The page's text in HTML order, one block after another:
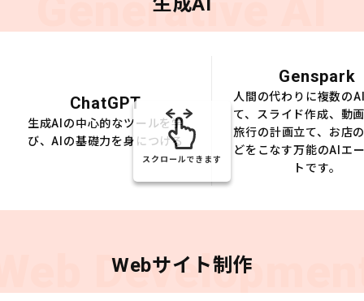
ChatGPT
生成AIの中心的なツールを学
び、AIの基礎力を身につける
Genspark
人間の代わりに複数の
て、スライド作成、動
旅行の計画立て、お店
どをこなす万能のAIエ
トです。
スクロールできます
Webサイト制作